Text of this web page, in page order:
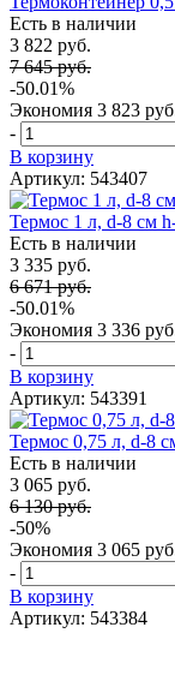
Есть в наличии
3 822 руб.
7 645 руб.
-50.01%
Экономия 3 823
-
В корзину
Артикул: 543407
Термос 1 л, d-8 см
Есть в наличии
3 335 руб.
6 671 руб.
-50.01%
Экономия 3 336
-
В корзину
Артикул: 543391
Термос 0,75 л, d-8
Есть в наличии
3 065 руб.
6 130 руб.
-50%
Экономия 3 065
-
В корзину
Артикул: 543384